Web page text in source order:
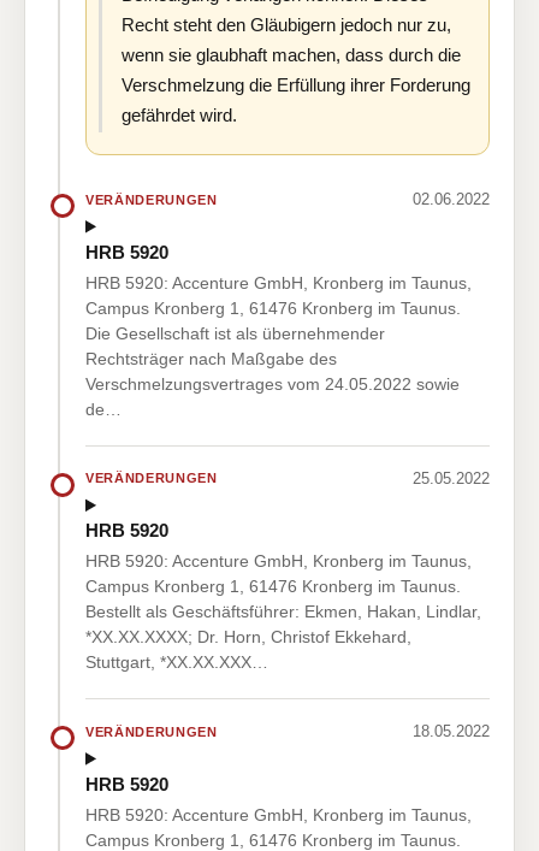
Recht steht den Gläubigern jedoch nur zu,
wenn sie glaubhaft machen, dass durch die
Verschmelzung die Erfüllung ihrer Forderung
gefährdet wird.
VERÄNDERUNGEN 02.06.2022
HRB 5920
HRB 5920: Accenture GmbH, Kronberg im Taunus,
Campus Kronberg 1, 61476 Kronberg im Taunus.
Die Gesellschaft ist als übernehmender
Rechtsträger nach Maßgabe des
Verschmelzungsvertrages vom 24.05.2022 sowie
de…
VERÄNDERUNGEN 25.05.2022
HRB 5920
HRB 5920: Accenture GmbH, Kronberg im Taunus,
Campus Kronberg 1, 61476 Kronberg im Taunus.
Bestellt als Geschäftsführer: Ekmen, Hakan, Lindlar,
*XX.XX.XXXX; Dr. Horn, Christof Ekkehard,
Stuttgart, *XX.XX.XXX…
VERÄNDERUNGEN 18.05.2022
HRB 5920
HRB 5920: Accenture GmbH, Kronberg im Taunus,
Campus Kronberg 1, 61476 Kronberg im Taunus.